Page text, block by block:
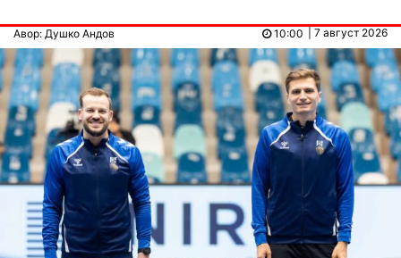
Авор: Душко Андов | 7 август 2026
10:00